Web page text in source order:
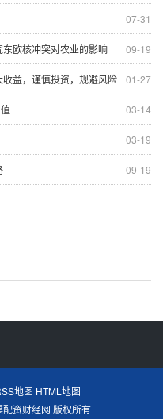
07-31
09-19
欧核冲突对农业的影响
01-27
益，谨慎投资，规避风险
03-14
03-19
09-19
地图 HTML地图
配资财经网 版权所有